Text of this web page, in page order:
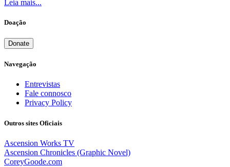
Leia mais...
Doação
Donate
Navegação
Entrevistas
Fale connosco
Privacy Policy
Outros sites Oficiais
Ascension Works TV
Ascension Chronicles (Graphic Novel)
CoreyGoode.com